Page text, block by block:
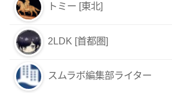
トミー [東北]
2LDK [首都圏]
スムラボ編集部ライター